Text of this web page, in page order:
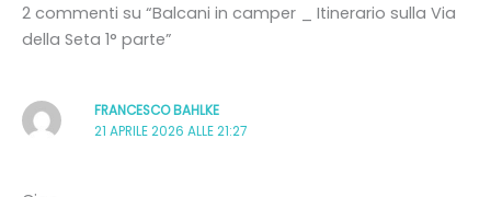
2 commenti su “Balcani in camper _ Itinerario sulla Via
della Seta 1° parte”
FRANCESCO BAHLKE
21 APRILE 2026 ALLE 21:27